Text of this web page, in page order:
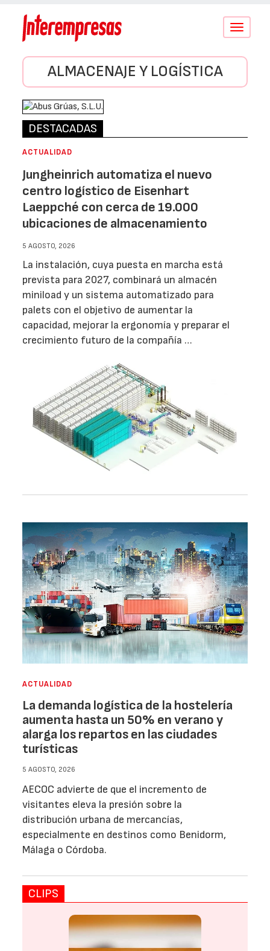
Conmutar
ALMACENAJE Y LOGÍSTICA
DESTACADAS
ACTUALIDAD
Jungheinrich automatiza el nuevo
centro logístico de Eisenhart
Laeppché con cerca de 19.000
ubicaciones de almacenamiento
5 AGOSTO, 2026
La instalación, cuya puesta en marcha está
prevista para 2027, combinará un almacén
miniload y un sistema automatizado para
palets con el objetivo de aumentar la
capacidad, mejorar la ergonomía y preparar el
crecimiento futuro de la compañía …
ACTUALIDAD
La demanda logística de la hostelería
aumenta hasta un 50% en verano y
alarga los repartos en las ciudades
turísticas
5 AGOSTO, 2026
AECOC advierte de que el incremento de
visitantes eleva la presión sobre la
distribución urbana de mercancías,
especialmente en destinos como Benidorm,
Málaga o Córdoba.
CLIPS